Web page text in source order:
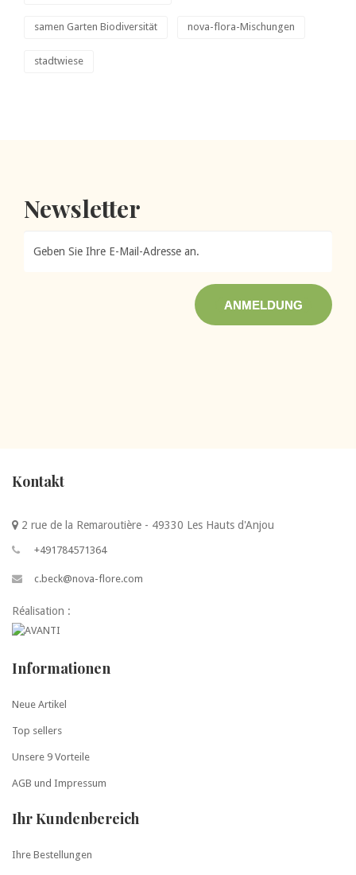
samen Garten Biodiversität nova-flora-Mischungen
stadtwiese
Newsletter
ANMELDUNG
Kontakt
2 rue de la Remaroutière - 49330 Les Hauts d'Anjou
+491784571364
c.beck@nova-flore.com
Réalisation :
Informationen
Neue Artikel
Top sellers
Unsere 9 Vorteile
AGB und Impressum
Ihr Kundenbereich
Ihre Bestellungen